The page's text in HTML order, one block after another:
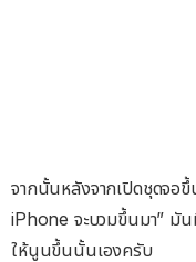
จากนั้นหลังจากเปิดชุดจอขึ้
iPhone จะบวมขึ้นมา” มั
ให้นูนขึ้นนั้นเองครับ